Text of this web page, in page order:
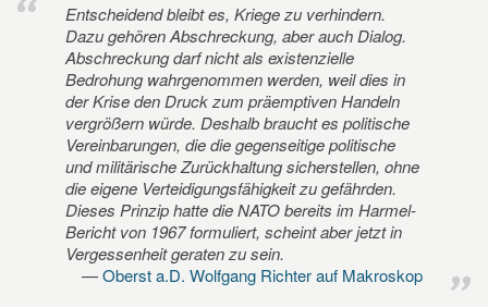
Entscheidend bleibt es, Kriege zu verhindern.
Dazu gehören Abschreckung, aber auch Dialog.
Abschreckung darf nicht als existenzielle
Bedrohung wahrgenommen werden, weil dies in
der Krise den Druck zum präemptiven Handeln
vergrößern würde. Deshalb braucht es politische
Vereinbarungen, die die gegenseitige politische
und militärische Zurückhaltung sicherstellen, ohne
die eigene Verteidigungsfähigkeit zu gefährden.
Dieses Prinzip hatte die NATO bereits im Harmel-
Bericht von 1967 formuliert, scheint aber jetzt in
Vergessenheit geraten zu sein.
Oberst a.D. Wolfgang Richter auf Makroskop